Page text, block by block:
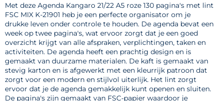
Met deze Agenda Kangaro 21/22 A5 roze 130 pagina's met lint
FSC MIX K-21901 heb je een perfecte organisator om je
drukke leven onder controle te houden. De agenda bevat een
week op twee pagina's, wat ervoor zorgt dat je een goed
overzicht krijgt van alle afspraken, verplichtingen, taken en
activiteiten. De agenda heeft een prachtig design en is
gemaakt van duurzame materialen. De kaft is gemaakt van
stevig karton en is afgewerkt met een kleurrijk patroon dat
zorgt voor een modern en stijlvol uiterlijk. Het lint zorgt
ervoor dat je de agenda gemakkelijk kunt openen en sluiten.
De pagina's zijn gemaakt van FSC-papier waardoor je